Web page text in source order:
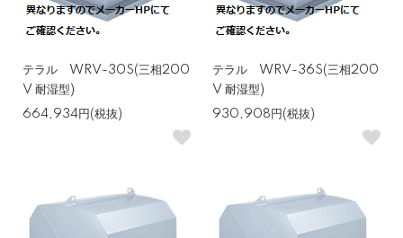
テラル WRV-30S(三相200
V 耐湿型)
664,934円(税抜)
テラル WRV-36S(三相200
V 耐湿型)
930,908円(税抜)